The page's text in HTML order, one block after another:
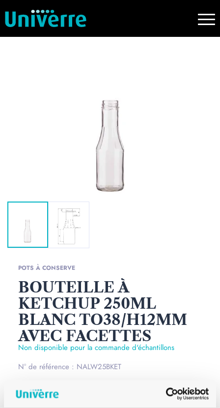
POTS À CONSERVE
BOUTEILLE À
KETCHUP 250ML
BLANC TO38/H12MM
AVEC FACETTES
Non disponible pour la commande d'échantillons
N° de référence : NALW25BKET
Cette bouteille à Ketchup en verre est le récipient idéal
pour conserver votre Ketchup et d'autres sauces. En effet,